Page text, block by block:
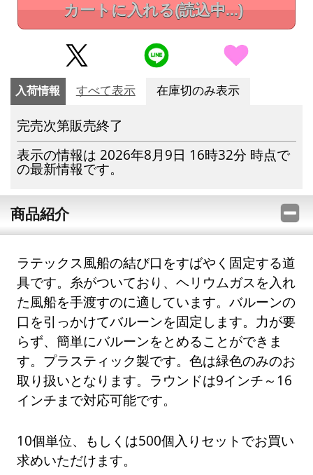
カートに入れる(読込中...)
入荷情報 すべて表示 在庫切のみ表示
完売次第販売終了
表示の情報は 2026年8月9日 16時32分 時点で
の最新情報です。
商品紹介
ラテックス風船の結び口をすばやく固定する道
具です。糸がついており、ヘリウムガスを入れ
た風船を手渡すのに適しています。バルーンの
口を引っかけてバルーンを固定します。力が要
らず、簡単にバルーンをとめることができま
す。プラスティック製です。色は緑色のみのお
取り扱いとなります。ラウンドは9インチ～16
インチまで対応可能です。
10個単位、もしくは500個入りセットでお買い
求めいただけます。